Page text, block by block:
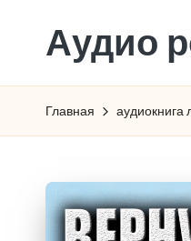
ПерейтиАудио
Главная